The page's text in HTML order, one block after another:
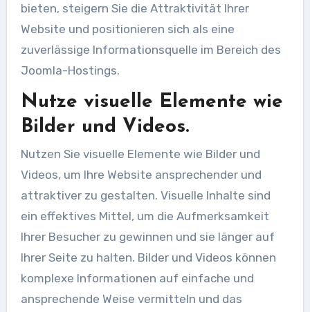
bieten, steigern Sie die Attraktivität Ihrer
Website und positionieren sich als eine
zuverlässige Informationsquelle im Bereich des
Joomla-Hostings.
Nutze visuelle Elemente wie
Bilder und Videos.
Nutzen Sie visuelle Elemente wie Bilder und
Videos, um Ihre Website ansprechender und
attraktiver zu gestalten. Visuelle Inhalte sind
ein effektives Mittel, um die Aufmerksamkeit
Ihrer Besucher zu gewinnen und sie länger auf
Ihrer Seite zu halten. Bilder und Videos können
komplexe Informationen auf einfache und
ansprechende Weise vermitteln und das